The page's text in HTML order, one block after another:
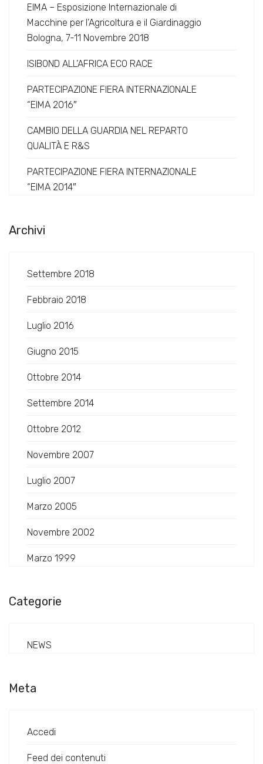
EIMA – Esposizione Internazionale di
Macchine per l’Agricoltura e il Giardinaggio
Bologna, 7-11 Novembre 2018
ISIBOND ALL’AFRICA ECO RACE
PARTECIPAZIONE FIERA INTERNAZIONALE
“EIMA 2016″
CAMBIO DELLA GUARDIA NEL REPARTO
QUALITÀ E R&S
PARTECIPAZIONE FIERA INTERNAZIONALE
“EIMA 2014″
Archivi
Settembre 2018
Febbraio 2018
Luglio 2016
Giugno 2015
Ottobre 2014
Settembre 2014
Ottobre 2012
Novembre 2007
Luglio 2007
Marzo 2005
Novembre 2002
Marzo 1999
Categorie
NEWS
Meta
Accedi
Feed dei contenuti